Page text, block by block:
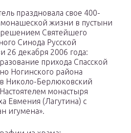
праздновала свое 400-
жизни в пустыни
Святейшего
Синода Русской
26 декабря 2006 года:
прихода Спасской
Ногинского района
Николо-Берлюковский
монастыря
Евмения (Лагутина) с
игумена».